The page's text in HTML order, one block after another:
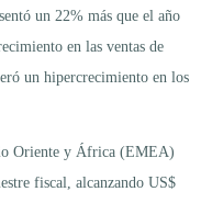
un 22% más que el año
en las ventas de
un hipercrecimiento en los
Oriente y África (EMEA)
fiscal, alcanzando US$